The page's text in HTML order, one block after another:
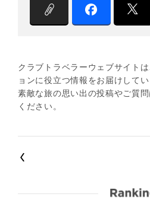
クラブトラベラーウェブサイト
ョンに役立つ情報をお届けしてい
素敵な旅の思い出の投稿やご質問
ください。